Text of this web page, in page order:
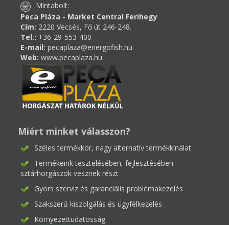
Mintabolt:
Peca Pláza - Market Central Ferihegy
Cím: 2220 Vecsés, Fő út 246-248.
Tel.: +36-29-553-400
E-mail: pecaplaza@energofish.hu
Web: www.pecaplaza.hu
Miért minket válasszon?
Széles termékkör, nagy alternatív termékkínálat
Termékeink tesztelésében, fejlesztésében
sztárhorgászok vesznek részt
Gyors szerviz és garanciális problémakezelés
Szakszerű kiszolgálás és ügyfélkezelés
Környezettudatosság